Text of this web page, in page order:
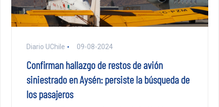
Diario UChile 09-08-2024
Confirman hallazgo de restos de avión
siniestrado en Aysén: persiste la búsqueda de
los pasajeros